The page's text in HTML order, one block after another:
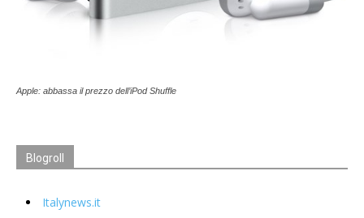
Apple: abbassa il prezzo dell’iPod Shuffle
Blogroll
Italynews.it